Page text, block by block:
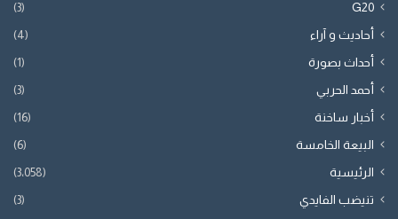
G20
(3)
أحاديث و آراء (4)
أحداث بصورة (1)
أحمد الحربي (3)
أخبار ساخنة (16)
البيعة الخامسة (6)
الرئيسية (3٬058)
تنيضب الفايدي (3)